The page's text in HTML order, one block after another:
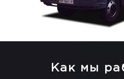
Как мы